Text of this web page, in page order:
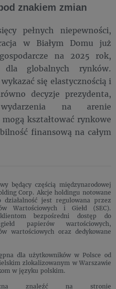
znakiem zmian
pełnych niepewności,
w Białym Domu już
na 2025 rok,
dla globalnych rynków.
się elastycznością i
decyzje prezydenta,
na arenie
kształtować rynkowe
finansową na całym
będący częścią międzynarodowej
Corp. Akcje holdingu notowane
działalność jest regulowana przez
Wartościowych i Giełd (SEC).
bezpośredni dostęp do
papierów wartościowych,
wartościowych oraz dedykowane
dla użytkowników w Polsce od
zlokalizowanym w Warszawie
w języku polskim.
znaleźć na stronie